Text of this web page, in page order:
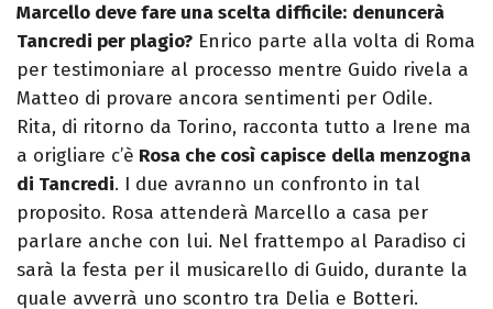
Marcello deve fare una scelta difficile: denuncerà
Tancredi per plagio? Enrico parte alla volta di Roma
per testimoniare al processo mentre Guido rivela a
Matteo di provare ancora sentimenti per Odile.
Rita, di ritorno da Torino, racconta tutto a Irene ma
a origliare c’è Rosa che così capisce della menzogna
di Tancredi. I due avranno un confronto in tal
proposito. Rosa attenderà Marcello a casa per
parlare anche con lui. Nel frattempo al Paradiso ci
sarà la festa per il musicarello di Guido, durante la
quale avverrà uno scontro tra Delia e Botteri.